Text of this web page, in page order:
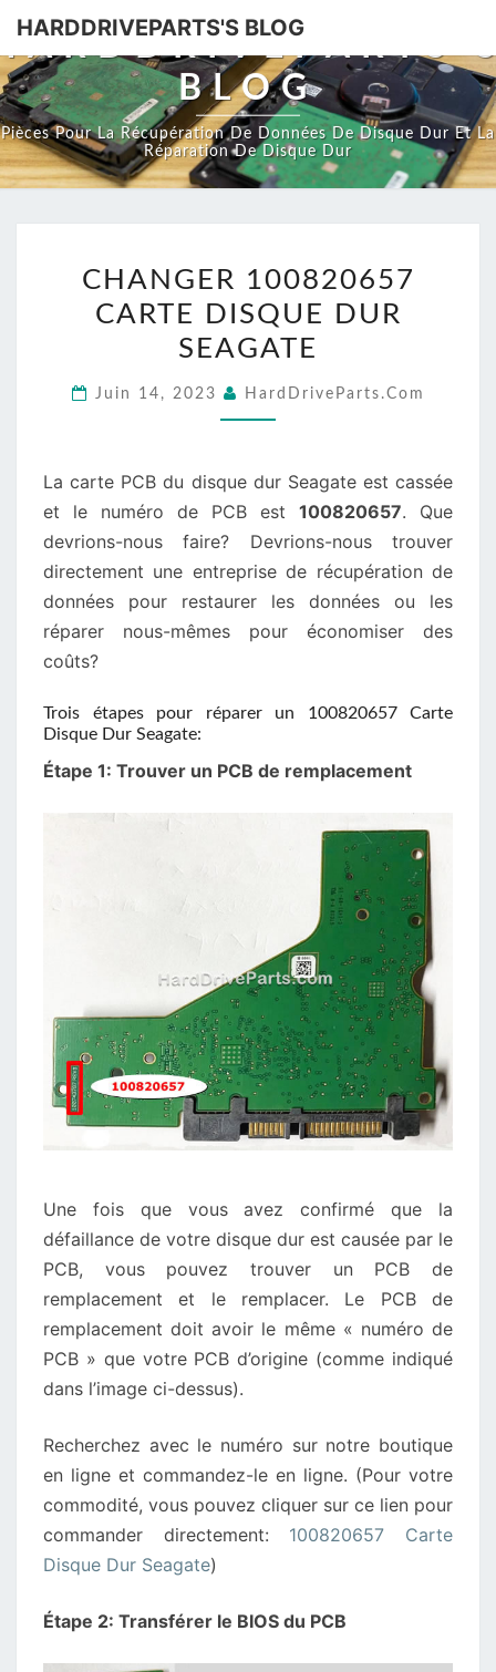
HARDDRIVEPARTS'S BLOG
BLOG
Pièces Pour La Récupération De Données De Disque Dur Et La
Réparation De Disque Dur
100820657
CARTE
DISQUE
SEAGATE
CHANGER 100820657
CARTE DISQUE DUR
SEAGATE
Juin 14, 2023 HardDriveParts.com
La carte PCB du disque dur Seagate est cassée
et le numéro de PCB est 100820657. Que
devrions-nous faire? Devrions-nous trouver
directement une entreprise de récupération de
données pour restaurer les données ou les
réparer nous-mêmes pour économiser des
coûts?
Trois étapes pour réparer un 100820657 Carte
Disque Dur Seagate:
Étape 1: Trouver un PCB de remplacement
Une fois que vous avez confirmé que la
défaillance de votre disque dur est causée par le
PCB, vous pouvez trouver un PCB de
remplacement et le remplacer. Le PCB de
remplacement doit avoir le même « numéro de
PCB » que votre PCB d’origine (comme indiqué
dans l’image ci-dessus).
Recherchez avec le numéro sur notre boutique
en ligne et commandez-le en ligne. (Pour votre
commodité, vous pouvez cliquer sur ce lien pour
commander directement: 100820657 Carte
Disque Dur Seagate)
Étape 2: Transférer le BIOS du PCB